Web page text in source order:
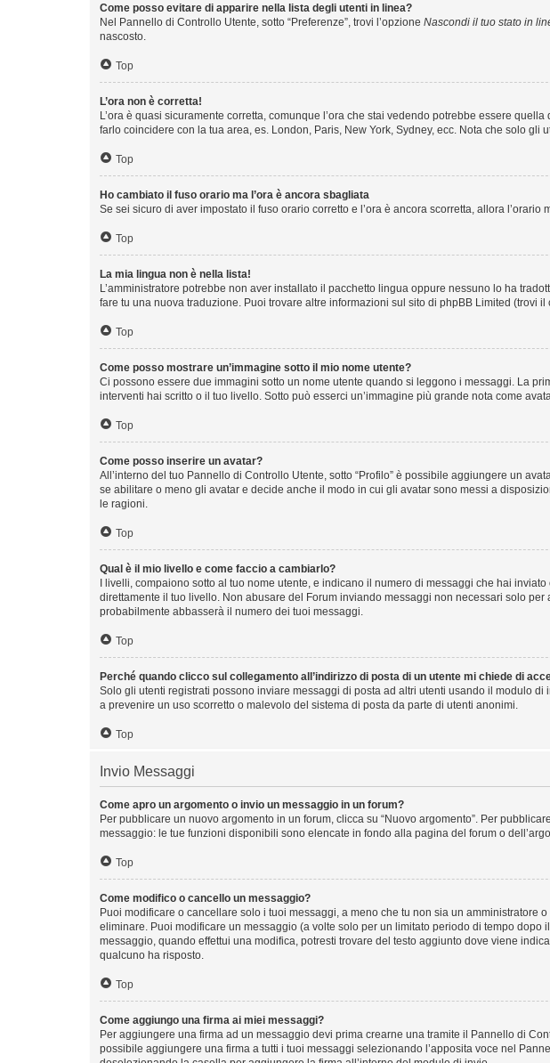
Come posso evitare di apparire nella lista degli utenti in linea?
Nel Pannello di Controllo Utente, sotto “Preferenze”, trovi l’opzione Nascondi il tuo stato in
nascosto.
Top
L’ora non è corretta!
L’ora è quasi sicuramente corretta, comunque l’ora che stai vedendo potrebbe essere
farlo coincidere con la tua area, es. London, Paris, New York, Sydney, ecc. Nota che solo gli
Top
Ho cambiato il fuso orario ma l’ora è ancora sbagliata
Se sei sicuro di aver impostato il fuso orario corretto e l’ora è ancora scorretta, allora
Top
La mia lingua non è nella lista!
L’amministratore potrebbe non aver installato il pacchetto lingua oppure nessuno lo ha
fare tu una nuova traduzione. Puoi trovare altre informazioni sul sito di phpBB Limited (trovi
Top
Come posso mostrare un’immagine sotto il mio nome utente?
Ci possono essere due immagini sotto un nome utente quando si leggono i messaggi. La
interventi hai scritto o il tuo livello. Sotto può esserci un’immagine più grande nota come
Top
Come posso inserire un avatar?
All’interno del tuo Pannello di Controllo Utente, sotto “Profilo” è possibile aggiungere un
se abilitare o meno gli avatar e decide anche il modo in cui gli avatar sono messi a
le ragioni.
Top
Qual è il mio livello e come faccio a cambiarlo?
I livelli, compaiono sotto al tuo nome utente, e indicano il numero di messaggi che hai
direttamente il tuo livello. Non abusare del Forum inviando messaggi non necessari solo
probabilmente abbasserà il numero dei tuoi messaggi.
Top
Perché quando clicco sul collegamento all’indirizzo di posta di un utente mi chiede di
Solo gli utenti registrati possono inviare messaggi di posta ad altri utenti usando il modulo
a prevenire un uso scorretto o malevolo del sistema di posta da parte di utenti anonimi.
Top
Invio Messaggi
Come apro un argomento o invio un messaggio in un forum?
Per pubblicare un nuovo argomento in un forum, clicca su “Nuovo argomento”. Per
messaggio: le tue funzioni disponibili sono elencate in fondo alla pagina del forum o
Top
Come modifico o cancello un messaggio?
Puoi modificare o cancellare solo i tuoi messaggi, a meno che tu non sia un
eliminare. Puoi modificare un messaggio (a volte solo per un limitato periodo di tempo dopo
messaggio, quando effettui una modifica, potresti trovare del testo aggiunto dove viene
qualcuno ha risposto.
Top
Come aggiungo una firma ai miei messaggi?
Per aggiungere una firma ad un messaggio devi prima crearne una tramite il Pannello di
possibile aggiungere una firma a tutti i tuoi messaggi selezionando l’apposita voce nel